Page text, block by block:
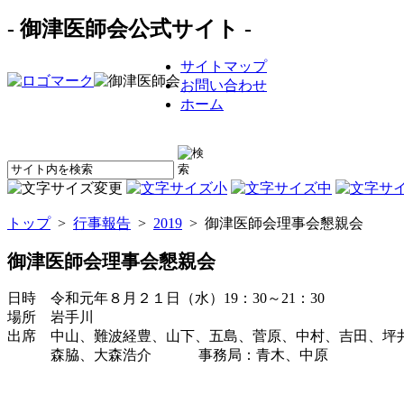
- 御津医師会公式サイト -
サイトマップ
お問い合わせ
ホーム
トップ> 行事報告 > 2019 > 御津医師会理事会懇親会
御津医師会理事会懇親会
日時 令和元年８月２１日（水）19：30～21：30
場所 岩手川
出席 中山、難波経豊、山下、五島、菅原、中村、吉田、坪
森脇、大森浩介 事務局：青木、中原